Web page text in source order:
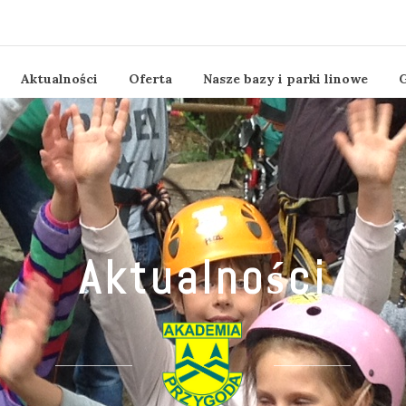
Aktualności Oferta Nasze bazy i parki linowe
Aktualności